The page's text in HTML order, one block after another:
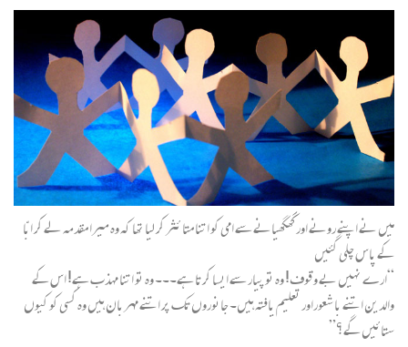
میں نے اپنے رونے اور گھگھیانے سے امی کو اتنا متا ئثر کر لیا تھا کہ وہ میرا مقدمہ لے کر ابّا
کے پاس چلی گئیں
“ارے نہیں بے وقوف! وہ تو پیار سے ایسا کرتا ہے۔۔۔ وہ تو اتنا مہذب ہے! اس کے
والدین اتنے با شعوراور تعلیم یافتہ ہیں۔ جانوروں تک پر اتنے مہربان ہیں وہ کسی کو کیوں
ستائیں گے؟”